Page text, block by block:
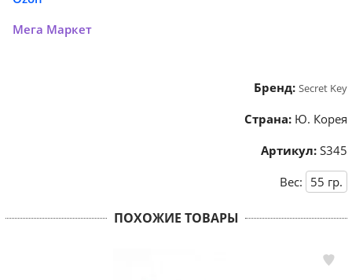
Мега Маркет
Бренд: Secret Key
Страна: Ю. Корея
Артикул: S345
Вес: 55 гр.
ПОХОЖИЕ ТОВАРЫ